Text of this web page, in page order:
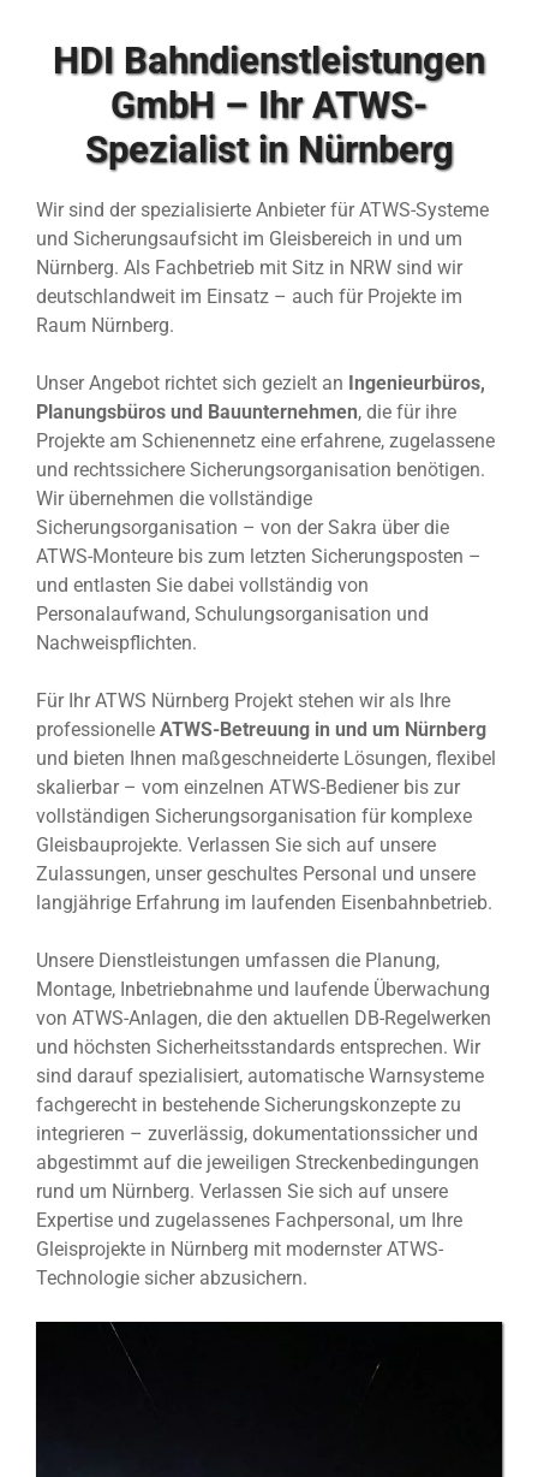
HDI Bahndienstleistungen
GmbH – Ihr ATWS-
Spezialist in Nürnberg
Wir sind der spezialisierte Anbieter für ATWS-Systeme
und Sicherungsaufsicht im Gleisbereich in und um
Nürnberg. Als Fachbetrieb mit Sitz in NRW sind wir
deutschlandweit im Einsatz – auch für Projekte im
Raum Nürnberg.
Unser Angebot richtet sich gezielt an Ingenieurbüros,
Planungsbüros und Bauunternehmen, die für ihre
Projekte am Schienennetz eine erfahrene, zugelassene
und rechtssichere Sicherungsorganisation benötigen.
Wir übernehmen die vollständige
Sicherungsorganisation – von der Sakra über die
ATWS-Monteure bis zum letzten Sicherungsposten –
und entlasten Sie dabei vollständig von
Personalaufwand, Schulungsorganisation und
Nachweispflichten.
Für Ihr ATWS Nürnberg Projekt stehen wir als Ihre
professionelle ATWS-Betreuung in und um Nürnberg
und bieten Ihnen maßgeschneiderte Lösungen, flexibel
skalierbar – vom einzelnen ATWS-Bediener bis zur
vollständigen Sicherungsorganisation für komplexe
Gleisbauprojekte. Verlassen Sie sich auf unsere
Zulassungen, unser geschultes Personal und unsere
langjährige Erfahrung im laufenden Eisenbahnbetrieb.
Unsere Dienstleistungen umfassen die Planung,
Montage, Inbetriebnahme und laufende Überwachung
von ATWS-Anlagen, die den aktuellen DB-Regelwerken
und höchsten Sicherheitsstandards entsprechen. Wir
sind darauf spezialisiert, automatische Warnsysteme
fachgerecht in bestehende Sicherungskonzepte zu
integrieren – zuverlässig, dokumentationssicher und
abgestimmt auf die jeweiligen Streckenbedingungen
rund um Nürnberg. Verlassen Sie sich auf unsere
Expertise und zugelassenes Fachpersonal, um Ihre
Gleisprojekte in Nürnberg mit modernster ATWS-
Technologie sicher abzusichern.